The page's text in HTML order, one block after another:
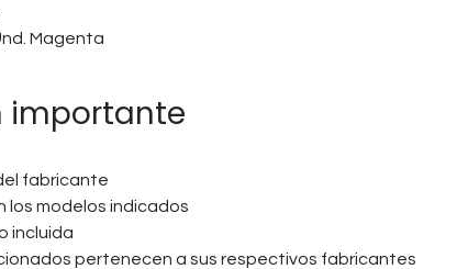
Magenta
importante
fabricante
modelos indicados
incluida
pertenecen a sus respectivos fabricantes